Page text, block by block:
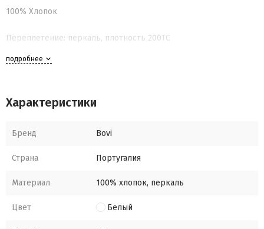
100% Хлопок
Переплетение: перкаль, плотность 200ТС
Не пропускает перышки и пушинки
подробнее
Характеристики
Бренд Bovi
Страна Португалия
Материал 100% хлопок, перкаль
Цвет Белый